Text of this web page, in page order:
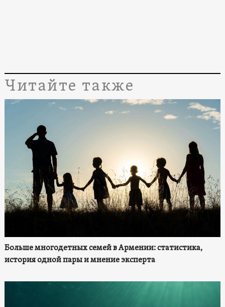
Читайте также
Больше многодетных семей в Армении: статистика,
история одной пары и мнение эксперта